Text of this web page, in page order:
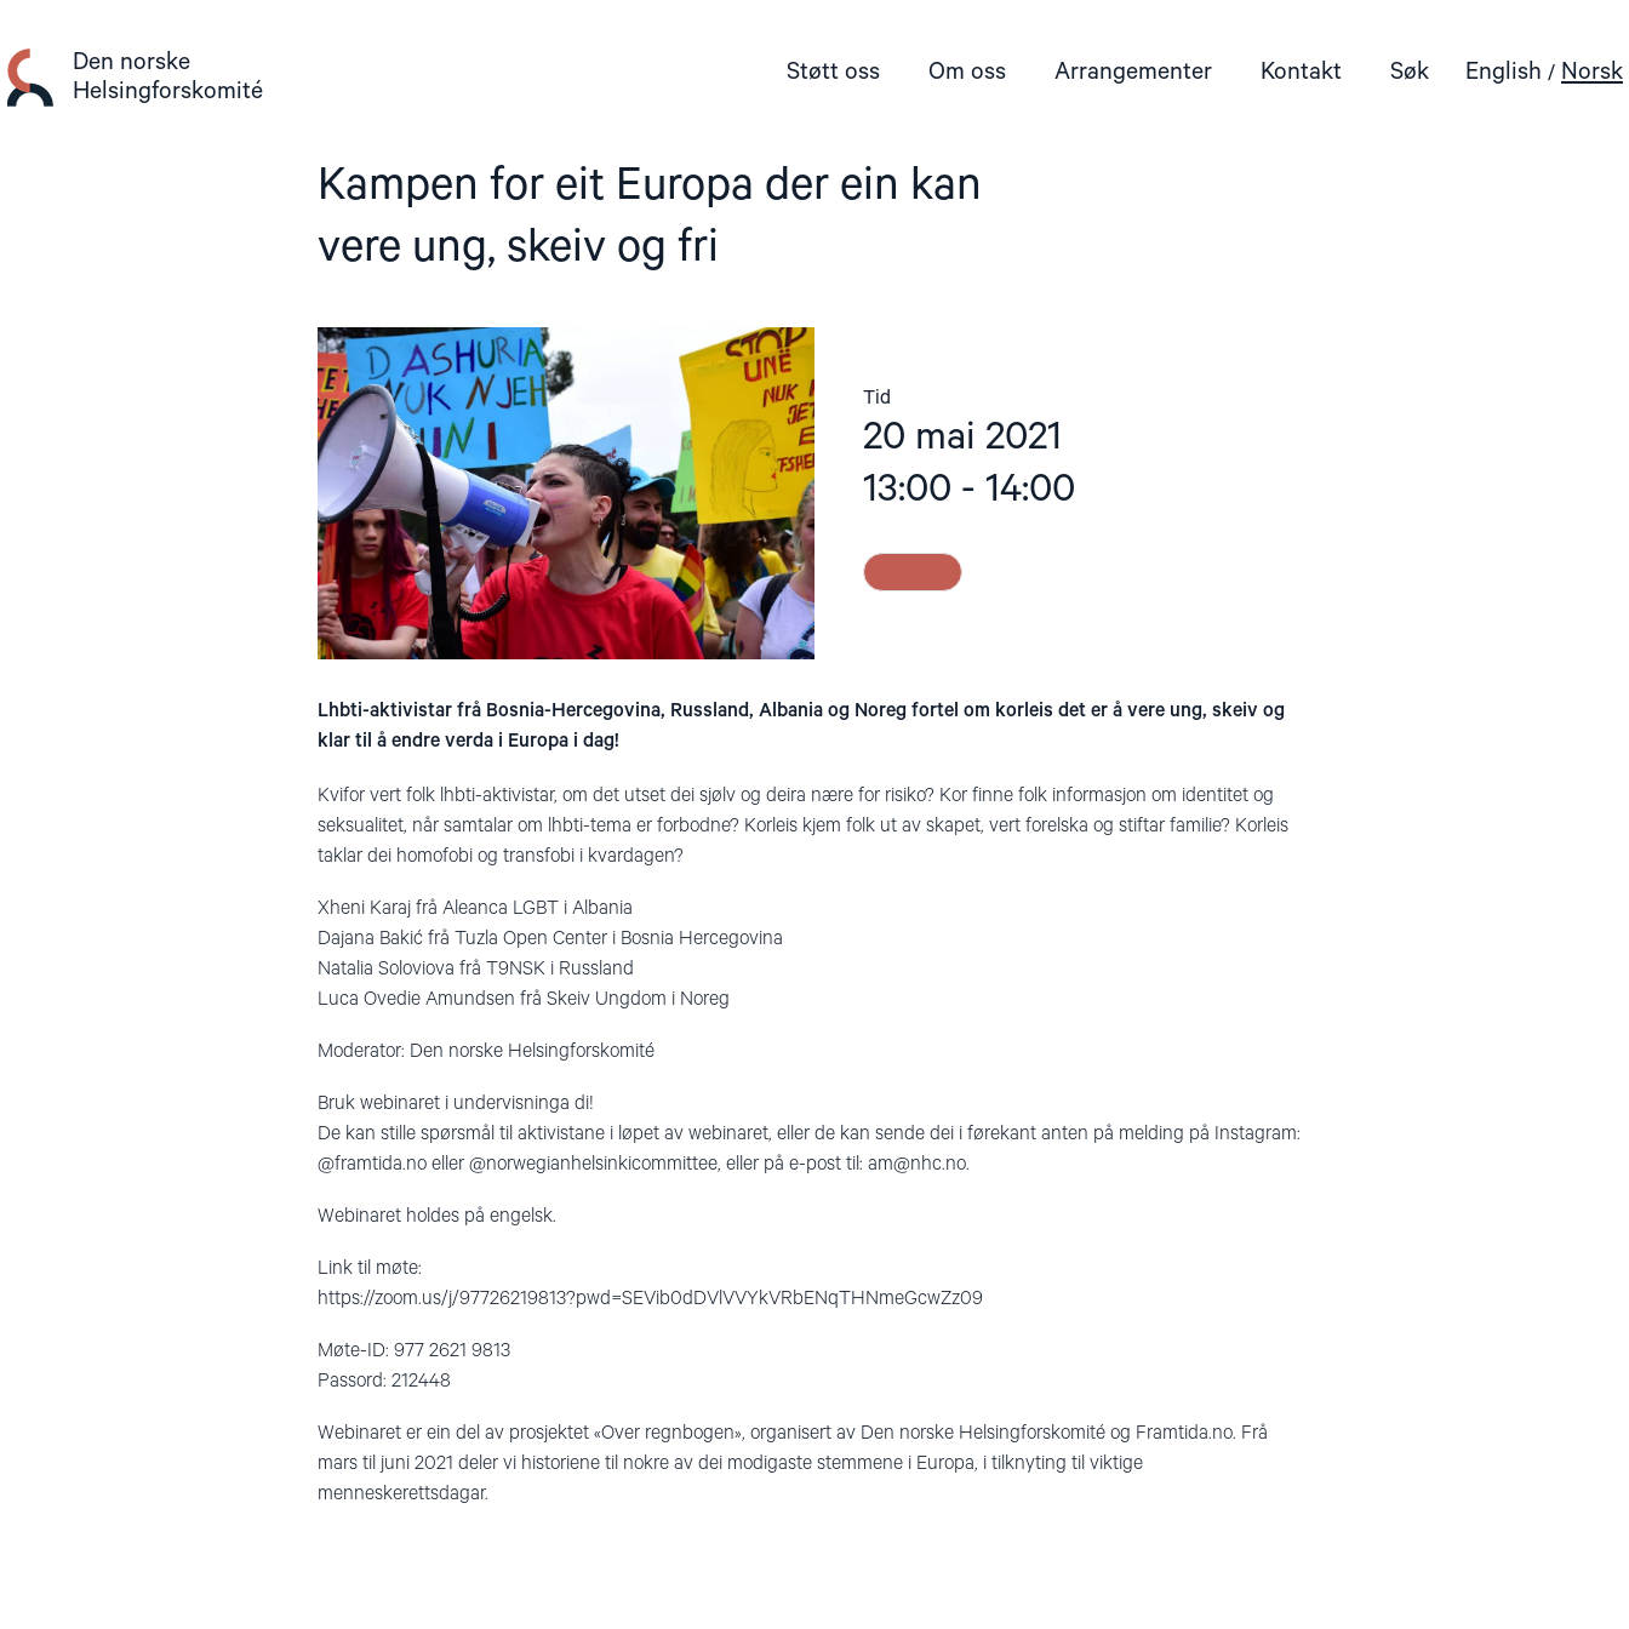
innhold
Den norske
Helsingforskomité
Støtt oss Om oss Arrangementer Kontakt Søk English Norsk
Kampen for eit Europa der ein kan
vere ung, skeiv og fri
Tid
20 mai 2021
13:00 - 14:00
Lhbti-aktivistar frå Bosnia-Hercegovina, Russland, Albania og Noreg fortel om korleis det er å vere ung, skeiv og
klar til å endre verda i Europa i dag!
Kvifor vert folk lhbti-aktivistar, om det utset dei sjølv og deira nære for risiko? Kor finne folk informasjon om identitet og
seksualitet, når samtalar om lhbti-tema er forbodne? Korleis kjem folk ut av skapet, vert forelska og stiftar familie? Korleis
taklar dei homofobi og transfobi i kvardagen?
Xheni Karaj frå Aleanca LGBT i Albania
Dajana Bakić frå Tuzla Open Center i Bosnia Hercegovina
Natalia Soloviova frå T9NSK i Russland
Luca Ovedie Amundsen frå Skeiv Ungdom i Noreg
Moderator: Den norske Helsingforskomité
Bruk webinaret i undervisninga di!
De kan stille spørsmål til aktivistane i løpet av webinaret, eller de kan sende dei i førekant anten på melding på Instagram:
@framtida.no eller @norwegianhelsinkicommittee, eller på e-post til: am@nhc.no.
Webinaret holdes på engelsk.
Link til møte:
https://zoom.us/j/97726219813?pwd=SEVib0dDVlVVYkVRbENqTHNmeGcwZz09
Møte-ID: 977 2621 9813
Passord: 212448
Webinaret er ein del av prosjektet «Over regnbogen», organisert av Den norske Helsingforskomité og Framtida.no. Frå
mars til juni 2021 deler vi historiene til nokre av dei modigaste stemmene i Europa, i tilknyting til viktige
menneskerettsdagar.